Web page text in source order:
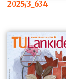
2025/3_634